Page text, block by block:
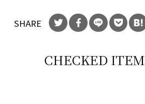
SHARE
CHECKED ITEM